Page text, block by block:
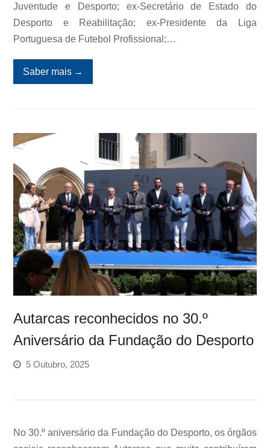
Juventude e Desporto; ex-Secretário de Estado do
Desporto e Reabilitação; ex-Presidente da Liga
Portuguesa de Futebol Profissional;…
Saber mais →
Autarcas reconhecidos no 30.º
Aniversário da Fundação do Desporto
5 Outubro, 2025
No 30.º aniversário da Fundação do Desporto, os órgãos